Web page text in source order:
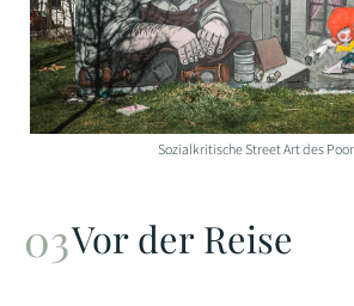
Sozialkritische Street Art des
Vor der Reise